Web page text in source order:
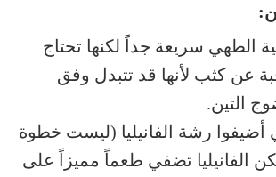
الطهي سريعة جداً لكنها تحتاج
عن كثب لأنها قد تتبدل وفق
التين.
أضيفوا رشة الفانيليا (ليست خطوة
الفانيليا تضفي طعماً مميزاً على